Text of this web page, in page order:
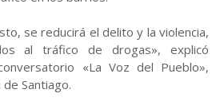
se reducirá el delito y la violencia,
al tráfico de drogas», explicó
«La Voz del Pueblo»,
Santiago.